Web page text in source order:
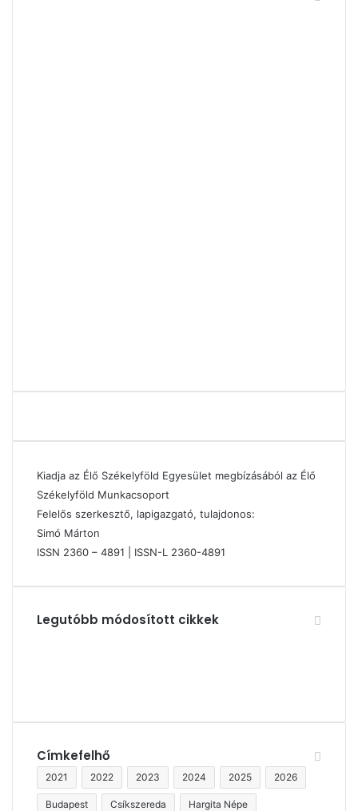
Kiadja az Élő Székelyföld Egyesület megbízásából az Élő
Székelyföld Munkacsoport
Felelős szerkesztő, lapigazgató, tulajdonos:
Simó Márton
ISSN 2360 – 4891 | ISSN-L 2360-4891
Legutóbb módosított cikkek
Címkefelhő
2021 2022 2023 2024 2025 2026
Budapest Csíkszereda Hargita Népe